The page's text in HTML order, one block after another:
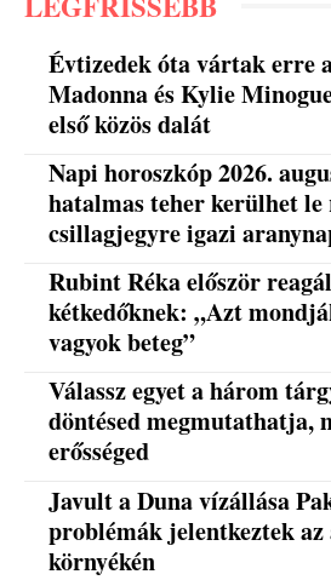
Évtizedek óta vártak erre
Madonna és Kylie
első közös dalát
Napi horoszkóp 2026.
hatalmas teher kerülhet le
csillagjegyre igazi
Rubint Réka először
kétkedőknek: „Azt
vagyok beteg”
Válassz egyet a három
döntésed megmutathatja,
erősséged
Javult a Duna vízállása
problémák jelentkeztek
környékén